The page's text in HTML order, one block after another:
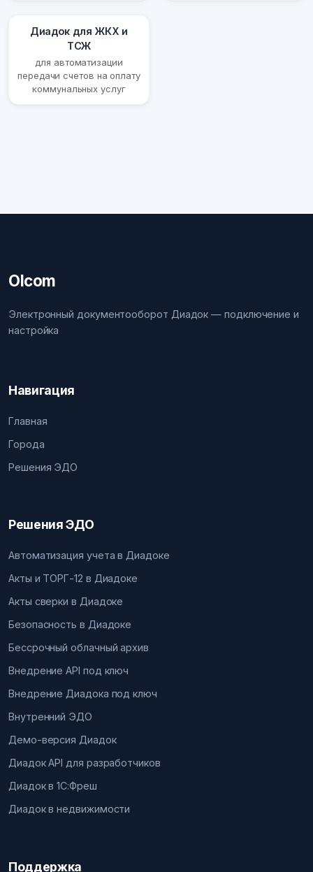
Диадок для ЖКХ и
ТСЖ
для автоматизации
передачи счетов на оплату
коммунальных услуг
Olcom
Электронный документооборот Диадок — подключение и
настройка
Навигация
Главная
Города
Решения ЭДО
Решения ЭДО
Автоматизация учета в Диадоке
Акты и ТОРГ-12 в Диадоке
Акты сверки в Диадоке
Безопасность в Диадоке
Бессрочный облачный архив
Внедрение API под ключ
Внедрение Диадока под ключ
Внутренний ЭДО
Демо-версия Диадок
Диадок API для разработчиков
Диадок в 1С:Фреш
Диадок в недвижимости
Поддержка